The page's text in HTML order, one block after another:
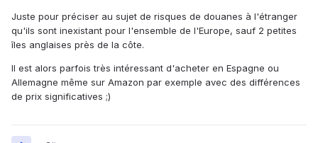
Juste pour préciser au sujet de risques de douanes à l'étranger
qu'ils sont inexistant pour l'ensemble de l'Europe, sauf 2 petites
îles anglaises près de la côte.
Il est alors parfois très intéressant d'acheter en Espagne ou
Allemagne même sur Amazon par exemple avec des différences
de prix significatives ;)